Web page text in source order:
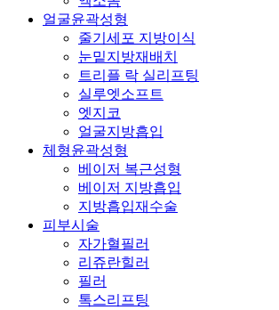
얼굴윤곽성형
줄기세포 지방이식
눈밑지방재배치
트리플 락 실리프팅
실루엣소프트
엣지코
얼굴지방흡입
체형윤곽성형
베이저 복근성형
베이저 지방흡입
지방흡입재수술
피부시술
자가혈필러
리쥬란힐러
필러
톡스리프팅